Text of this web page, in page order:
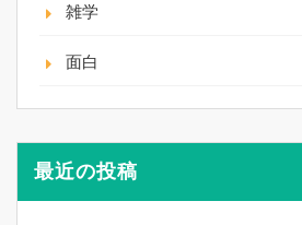
雑学
面白
最近の投稿